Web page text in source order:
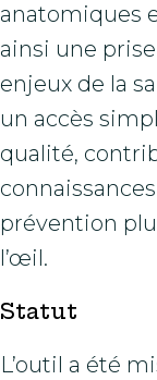
anatomiques
ainsi une
enjeux de la
un accès
qualité,
prévention
l’œil.
Statut
L’outil a été